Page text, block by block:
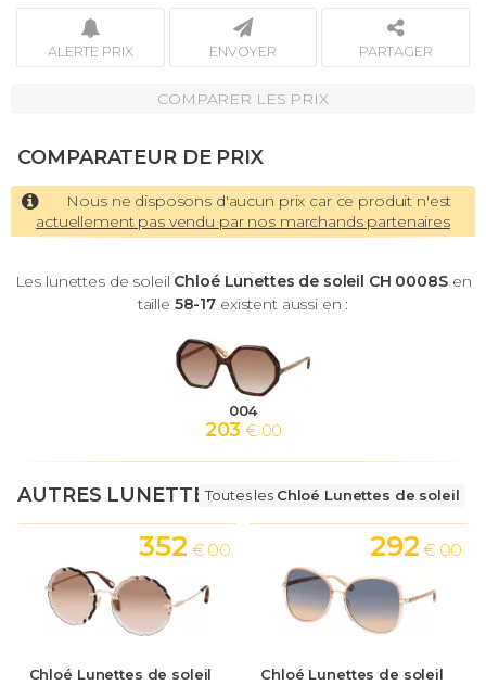
ALERTE PRIX ENVOYER PARTAGER
COMPARER LES PRIX
COMPARATEUR DE PRIX
Nous ne disposons d'aucun prix car ce produit n'est
actuellement pas vendu par nos marchands partenaires
Les lunettes de soleil Chloé Lunettes de soleil CH 0008Sen
taille 58-17 existent aussi en :
004
203 € 00
AUTRES LUNETTESToutes les Chloé Lunettes de soleil
Chloé Lunettes de soleil
352 € 00
Chloé Lunettes de soleil
292 € 00